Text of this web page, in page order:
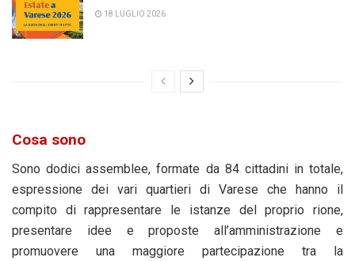
18 LUGLIO 2026
Cosa sono
Sono dodici assemblee, formate da 84 cittadini in totale,
espressione dei vari quartieri di Varese che hanno il
compito di rappresentare le istanze del proprio rione,
presentare idee e proposte all’amministrazione e
promuovere una maggiore partecipazione tra la